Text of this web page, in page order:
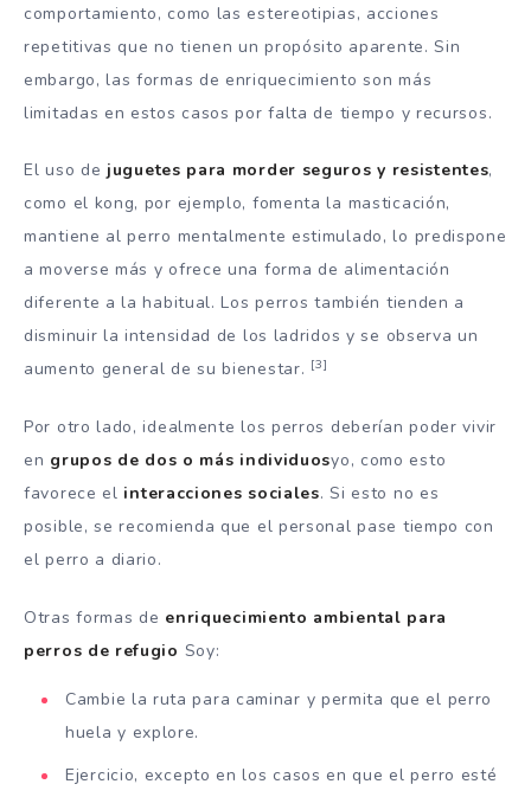
comportamiento, como las estereotipias, acciones
repetitivas que no tienen un propósito aparente. Sin
embargo, las formas de enriquecimiento son más
limitadas en estos casos por falta de tiempo y recursos.
El uso de juguetes para morder seguros y resistentes,
como el kong, por ejemplo, fomenta la masticación,
mantiene al perro mentalmente estimulado, lo predispone
a moverse más y ofrece una forma de alimentación
diferente a la habitual. Los perros también tienden a
disminuir la intensidad de los ladridos y se observa un
aumento general de su bienestar. [3]
Por otro lado, idealmente los perros deberían poder vivir
en grupos de dos o más individuosyo, como esto
favorece el interacciones sociales. Si esto no es
posible, se recomienda que el personal pase tiempo con
el perro a diario.
Otras formas de enriquecimiento ambiental para
perros de refugio Soy:
Cambie la ruta para caminar y permita que el perro
huela y explore.
Ejercicio, excepto en los casos en que el perro esté